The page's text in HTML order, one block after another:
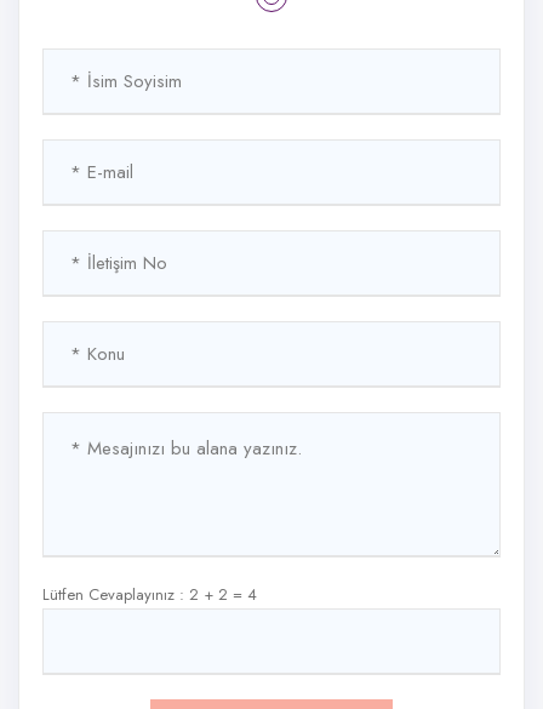
Lütfen Cevaplayınız : 2 + 2 = 4